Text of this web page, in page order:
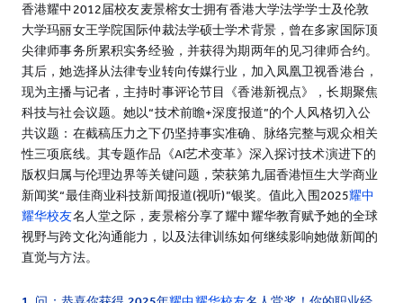
香港耀中2012届校友麦景榕女士拥有香港大学法学学士及伦敦
大学玛丽女王学院国际仲裁法学硕士学术背景，曾在多家国际顶
尖律师事务所累积实务经验，并获得为期两年的见习律师合约。
其后，她选择从法律专业转向传媒行业，加入凤凰卫视香港台，
现为主播与记者，主持时事评论节目《香港新视点》，长期聚焦
科技与社会议题。她以“技术前瞻+深度报道”的个人风格切入公
共议题：在截稿压力之下仍坚持事实准确、脉络完整与观众相关
性三项底线。其专题作品《AI艺术变革》深入探讨技术演进下的
版权归属与伦理边界等关键问题，荣获第九届香港恒生大学商业
新闻奖“最佳商业科技新闻报道(视听)”银奖。值此入围2025耀中
耀华校友名人堂之际，麦景榕分享了耀中耀华教育赋予她的全球
视野与跨文化沟通能力，以及法律训练如何继续影响她做新闻的
直觉与方法。